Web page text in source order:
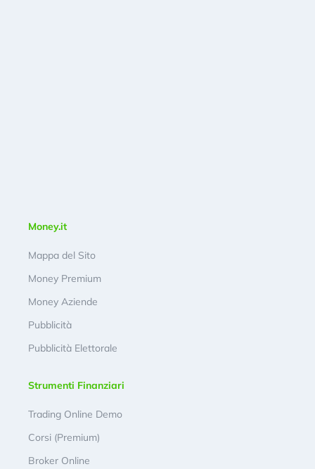
Money.it
Mappa del Sito
Money Premium
Money Aziende
Pubblicità
Pubblicità Elettorale
Strumenti Finanziari
Trading Online Demo
Corsi (Premium)
Broker Online